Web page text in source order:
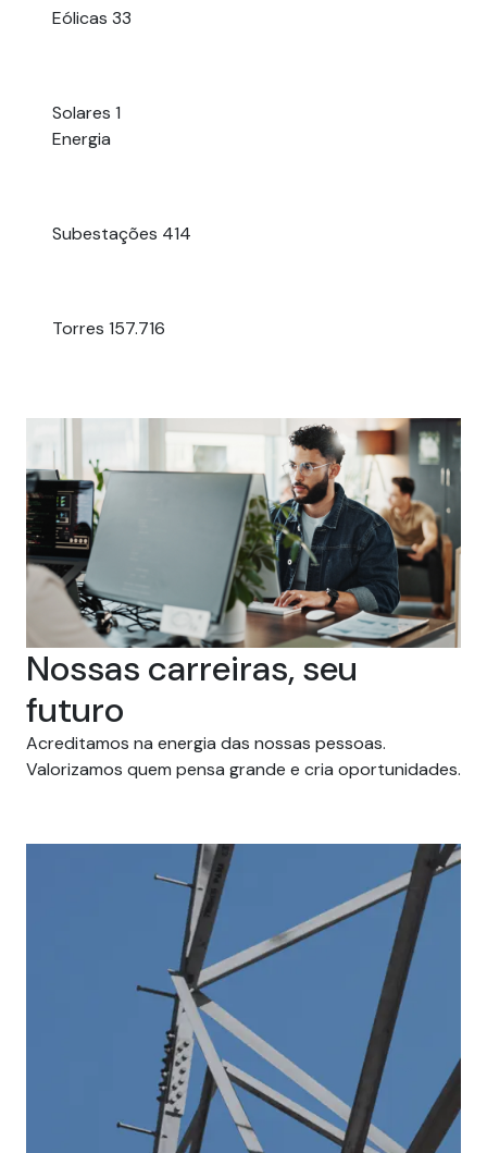
Eólicas 33
Solares 1
Energia
Subestações 414
Torres 157.716
Nossas carreiras, seu
futuro
Acreditamos na energia das nossas pessoas.
Valorizamos quem pensa grande e cria oportunidades.